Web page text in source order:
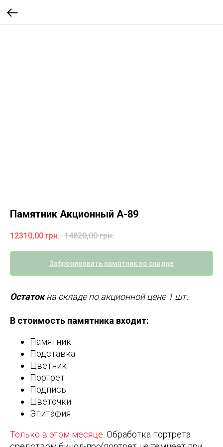
Памятник Акционный А-89
12310,00 грн. 14820,00 грн.
Забронировать памятник по скидке
Остатокна складе по акционной цене 1 шт.
В стоимость памятника входит:
Памятник
Подставка
Цветник
Портрет
Подпись
Цветочки
Эпитафия
Только в этом месяце. Обработка портрета